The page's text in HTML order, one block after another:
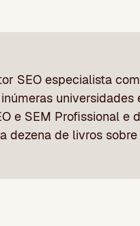
SEO especialista com
universidades
e SEM Profissional e
dezena de livros sobre